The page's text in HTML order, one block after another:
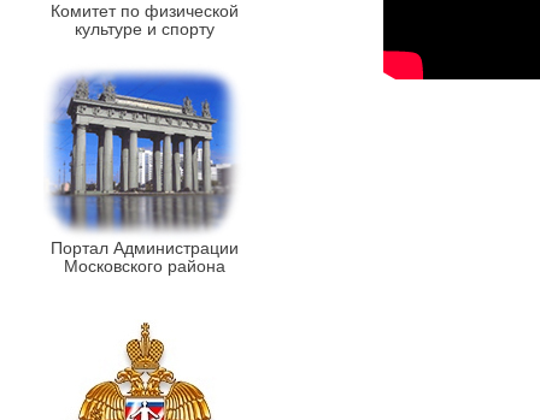
Комитет по физической
культуре и спорту
Портал Администрации
Московского района